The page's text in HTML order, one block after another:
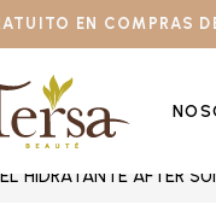
EN COMPRAS
HIDRATANTE AFTER